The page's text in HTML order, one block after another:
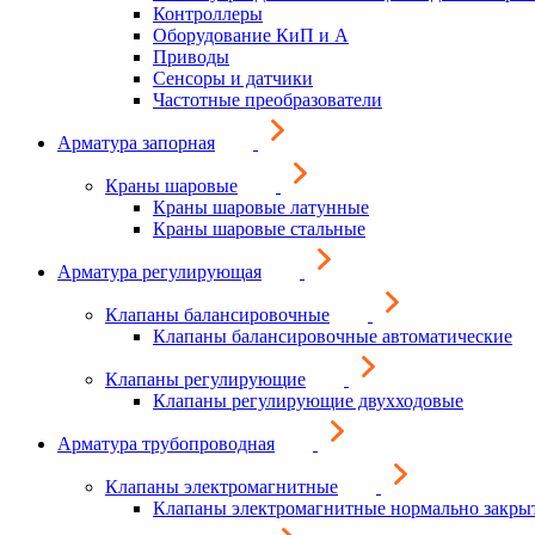
Контроллеры
Оборудование КиП и А
Приводы
Сенсоры и датчики
Частотные преобразователи
Арматура запорная
Краны шаровые
Краны шаровые латунные
Краны шаровые стальные
Арматура регулирующая
Клапаны балансировочные
Клапаны балансировочные автоматические
Клапаны регулирующие
Клапаны регулирующие двухходовые
Арматура трубопроводная
Клапаны электромагнитные
Клапаны электромагнитные нормально